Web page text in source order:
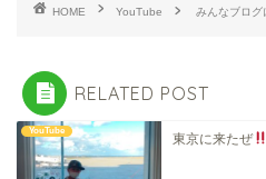
HOME YouTube みんなブログ
RELATED POST
YouTube
東京に来たぜ